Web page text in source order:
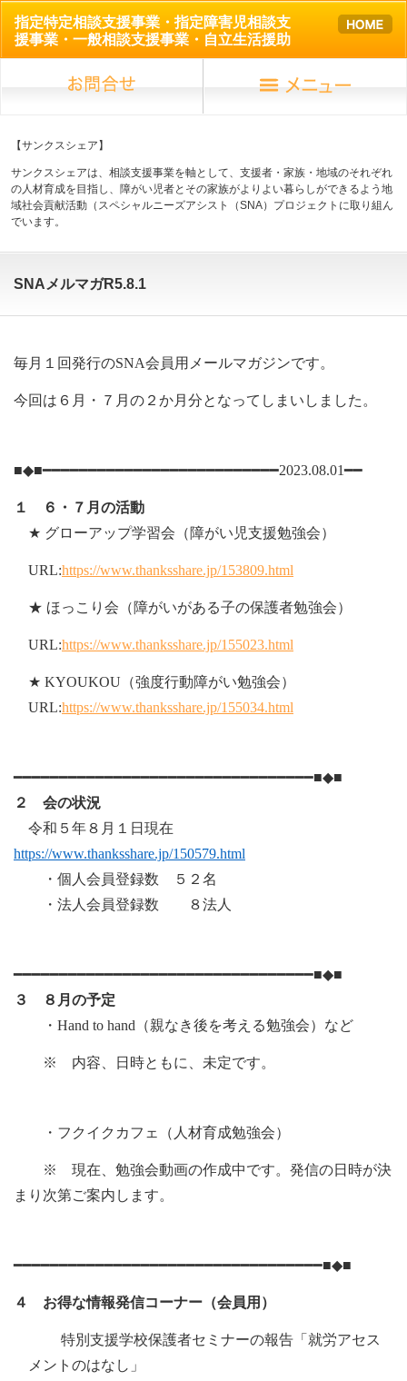
指定特定相談支援事業・指定障害児相談支
援事業・一般相談支援事業・自立生活援助
【サンクスシェア】
サンクスシェアは、相談支援事業を軸として、支援者・家族・地域のそれぞれ
の人材育成を目指し、障がい児者とその家族がよりよい暮らしができるよう地
域社会貢献活動（スペシャルニーズアシスト（SNA）プロジェクトに取り組ん
でいます。
SNAメルマガR5.8.1
毎月１回発行のSNA会員用メールマガジンです。
今回は６月・７月の２か月分となってしまいしました。
■◆■━━━━━━━━━━━━━━━━━━━━━━━━━━2023.08.01━━
１ ６・７月の活動
★ グローアップ学習会（障がい児支援勉強会）
URL:https://www.thanksshare.jp/153809.html
★ ほっこり会（障がいがある子の保護者勉強会）
URL:https://www.thanksshare.jp/155023.html
★ KYOUKOU（強度行動障がい勉強会）
URL:https://www.thanksshare.jp/155034.html
━━━━━━━━━━━━━━━━━━━━━━━━━━━━━━━━━■◆■
２ 会の状況
令和５年８月１日現在
https://www.thanksshare.jp/150579.html
・個人会員登録数 ５２名
・法人会員登録数 ８法人
━━━━━━━━━━━━━━━━━━━━━━━━━━━━━━━━━■◆■
３ ８月の予定
・Hand to hand（親なき後を考える勉強会）など
※ 内容、日時ともに、未定です。
・フクイクカフェ（人材育成勉強会）
※ 現在、勉強会動画の作成中です。発信の日時が決
まり次第ご案内します。
━━━━━━━━━━━━━━━━━━━━━━━━━━━━━━━━━━■◆■
４ お得な情報発信コーナー（会員用）
特別支援学校保護者セミナーの報告「就労アセス
メントのはなし」